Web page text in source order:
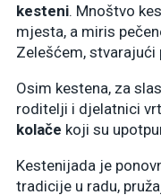
kesteni. Mnoštvo
mjesta, a miris
Zelešćem, stvarajući
Osim kestena, za
roditelji i djelatnici
kolače koji su
Kestenijada je
tradicije u radu,